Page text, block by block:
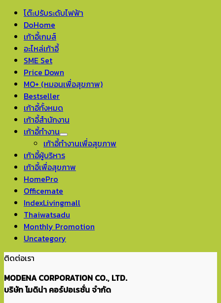
โต๊ะปรับระดับไฟฟ้า
DoHome
เก้าอี้เกมส์
อะไหล่เก้าอี้
SME Set
Price Down
MO+ (หมอนเพื่อสุขภาพ)
Bestseller
เก้าอี้ทั้งหมด
เก้าอี้สำนักงาน
เก้าอี้ทำงาน
เก้าอี้ทำงานเพื่อสุขภาพ
เก้าอี้ผู้บริหาร
เก้าอี้เพื่อสุขภาพ
HomePro
Officemate
IndexLivingmall
Thaiwatsadu
Monthly Promotion
Uncategory
ติดต่อเรา
MODENA CORPORATION CO., LTD.
บริษัท โมดิน่า คอร์ปอเรชั่น จำกัด